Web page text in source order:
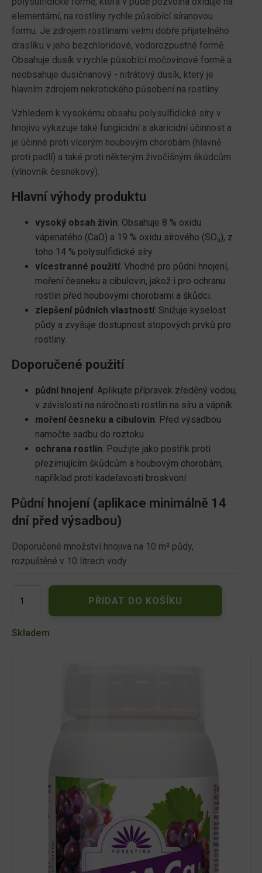
elementární, na rostliny rychle působící síranovou
formu. Je zdrojem rostlinami velmi dobře přijatelného
draslíku v jeho bezchloridové, vodorozpustné formě.
Obsahuje dusík v rychle působící močovinové formě a
neobsahuje dusičnanový - nitrátový dusík, který je
hlavním zdrojem nekrotického působení na rostliny.
Vzhledem k vysokému obsahu polysulfidické síry v
hnojivu vykazuje také fungicidní a akaricidní účinnost a
je účinné proti vícerým houbovým chorobám (hlavně
proti padlí) a také proti některým živočišným škůdcům
(vlnovník česnekový).
Hlavní výhody produktu
vysoký obsah živin: Obsahuje 8 % oxidu
vápenatého (CaO) a 19 % oxidu sírového (SO₃), z
toho 14 % polysulfidické síry.
vícestranné použití: Vhodné pro půdní hnojení,
moření česneku a cibulovin, jakož i pro ochranu
rostlin před houbovými chorobami a škůdci.
zlepšení půdních vlastností: Snižuje kyselost
půdy a zvyšuje dostupnost stopových prvků pro
rostliny.
Doporučené použití
půdní hnojení: Aplikujte přípravek zředěný vodou,
v závislosti na náročnosti rostlin na síru a vápník.
moření česneku a cibulovin: Před výsadbou
namočte sadbu do roztoku.
ochrana rostlin: Použijte jako postřik proti
přezimujícím škůdcům a houbovým chorobám,
například proti kadeřavosti broskvoní.
Půdní hnojení (aplikace minimálně 14
dní před výsadbou)
Doporučené množství hnojiva na 10 m² půdy,
rozpuštěné v 10 litrech vody
množství
PŘIDAT DO KOŠÍKU
Skladem